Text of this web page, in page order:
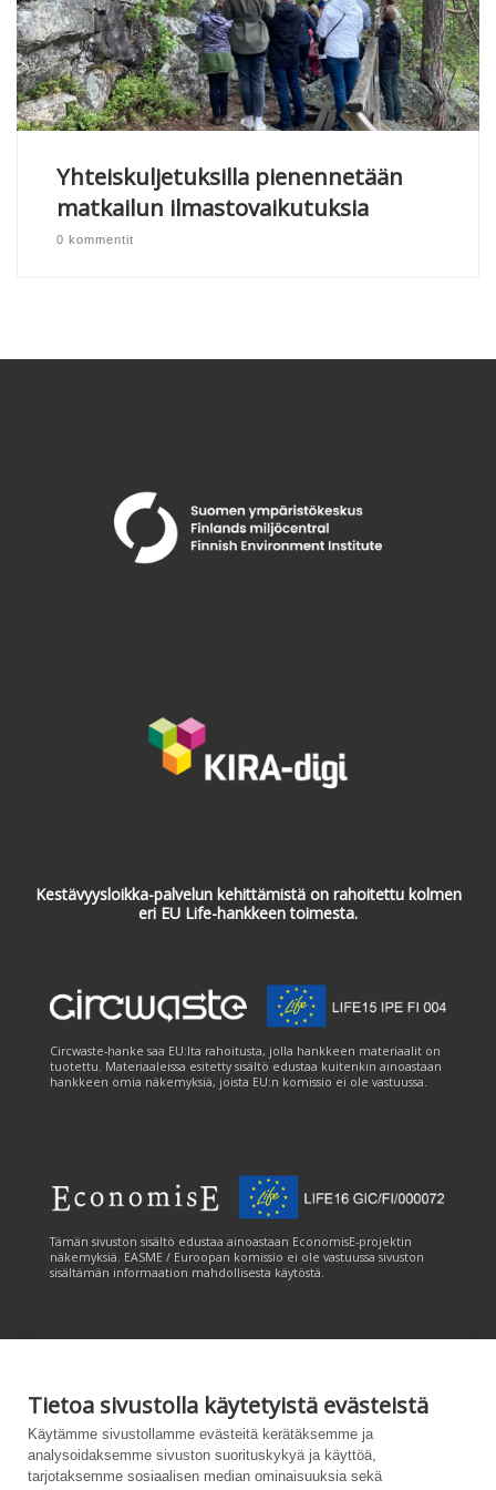
Tietoa sivustolla käytetyistä evästeistä
Käytämme sivustollamme evästeitä kerätäksemme ja
analysoidaksemme sivuston suorituskykyä ja käyttöä,
tarjotaksemme sosiaalisen median ominaisuuksia sekä
Yhteiskuljetuksilla pienennetään
matkailun ilmastovaikutuksia
0 kommentit
Kestävyysloikka-palvelun kehittämistä on rahoitettu kolmen
eri EU Life-hankkeen toimesta.
Circwaste-hanke saa EU:lta rahoitusta, jolla hankkeen materiaalit on
tuotettu. Materiaaleissa esitetty sisältö edustaa kuitenkin ainoastaan
hankkeen omia näkemyksiä, joista EU:n komissio ei ole vastuussa.
Tämän sivuston sisältö edustaa ainoastaan EconomisE-projektin
näkemyksiä. EASME / Euroopan komissio ei ole vastuussa sivuston
sisältämän informaation mahdollisesta käytöstä.
Tämän sivuston tuottamiseen on saatu rahoitusta Euroopan unionin
LIFE-ohjelmasta. Tämän sivuston sisältö edustaa ainoastaan
CANEMURE-hankkeen näkemyksiä ja EASME/EU:n komissio ei ole
vastuussa sivuston sisältämän informaation mahdollisesta käytöstä.